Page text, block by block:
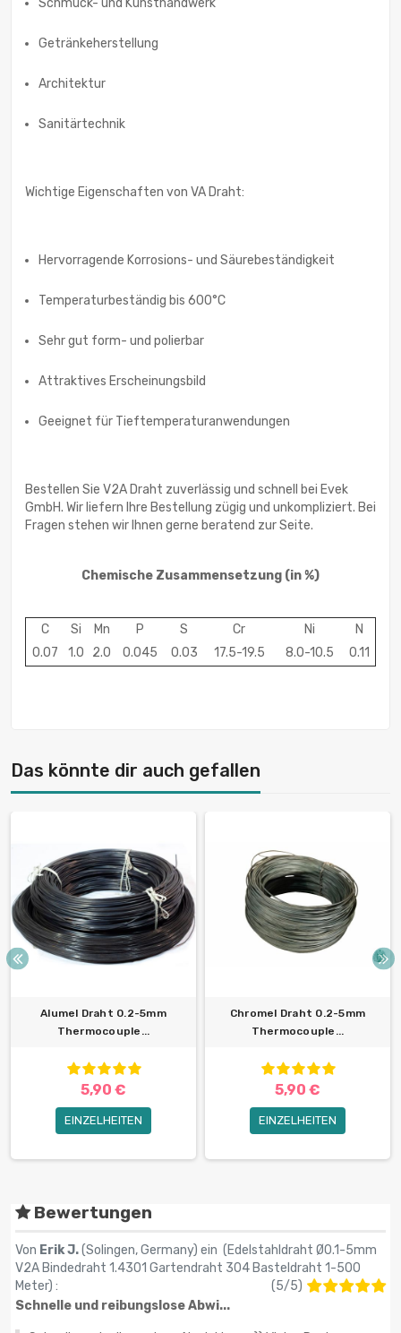
Schmuck- und Kunsthandwerk
Getränkeherstellung
Architektur
Sanitärtechnik
Wichtige Eigenschaften von VA Draht:
Hervorragende Korrosions- und Säurebeständigkeit
Temperaturbeständig bis 600°C
Sehr gut form- und polierbar
Attraktives Erscheinungsbild
Geeignet für Tieftemperaturanwendungen
Bestellen Sie V2A Draht zuverlässig und schnell bei Evek
GmbH. Wir liefern Ihre Bestellung zügig und unkompliziert. Bei
Fragen stehen wir Ihnen gerne beratend zur Seite.
Chemische Zusammensetzung (in %)
C Si Mn P S Cr Ni
N
0.07
1.0 2.0 0.045 0.03 17.5-19.5 8.0-10.5 0.11
Das könnte dir auch gefallen
Alumel Draht 0.2-5mm
Thermocouple...
5,90 €
EINZELHEITEN
Chromel Draht 0.2-5mm
Thermocouple...
5,90 €
EINZELHEITEN
Bewertungen
Von Erik J.(Solingen, Germany) ein (Edelstahldraht Ø0.1-5mm
V2A Bindedraht 1.4301 Gartendraht 304 Basteldraht 1-500
Meter) : (5/5)
Schnelle und reibungslose Abwi...